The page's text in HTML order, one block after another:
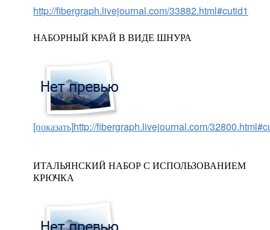
http://fibergraph.livejournal.com/33882.html#cutid1
НАБОРНЫЙ КРАЙ В ВИДЕ ШНУРА
[показать]http://fibergraph.livejournal.com/
ИТАЛЬЯНСКИЙ НАБОР С ИСПОЛЬЗОВАНИЕМ
КРЮЧКА